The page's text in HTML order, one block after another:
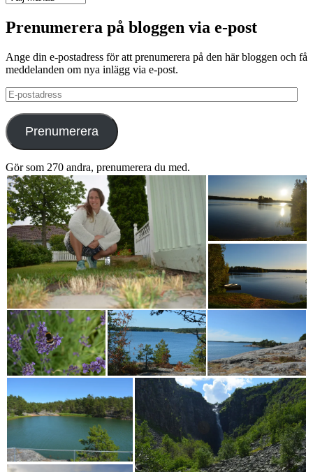
Prenumerera på bloggen via e-post
Ange din e-postadress för att prenumerera på den här bloggen och få
meddelanden om nya inlägg via e-post.
E-
postadress
Prenumerera
Gör som 270 andra, prenumerera du med.